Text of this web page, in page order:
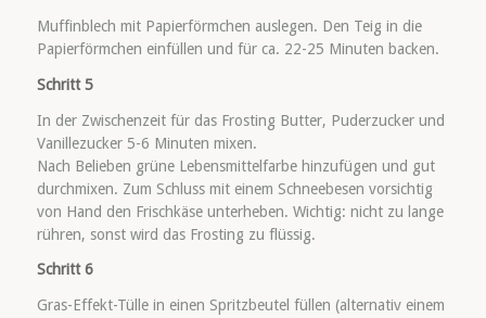
Muffinblech mit Papierförmchen auslegen. Den Teig in die
Papierförmchen einfüllen und für ca. 22-25 Minuten backen.
Schritt 5
In der Zwischenzeit für das Frosting Butter, Puderzucker und
Vanillezucker 5-6 Minuten mixen.
Nach Belieben grüne Lebensmittelfarbe hinzufügen und gut
durchmixen. Zum Schluss mit einem Schneebesen vorsichtig
von Hand den Frischkäse unterheben. Wichtig: nicht zu lange
rühren, sonst wird das Frosting zu flüssig.
Schritt 6
Gras-Effekt-Tülle in einen Spritzbeutel füllen (alternativ einem